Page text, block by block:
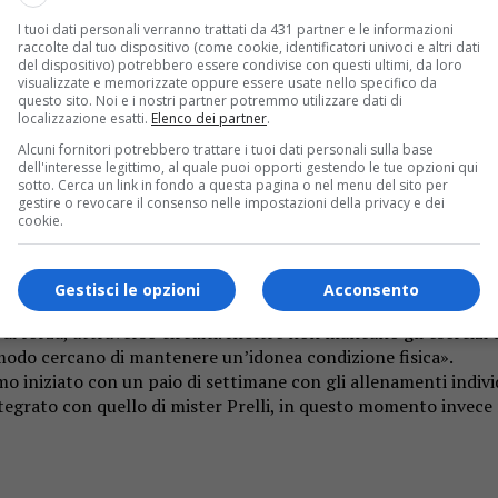
la gara contro l’Arconatese.
avrebbero dovuto giocare il recupero della partita
di positività al virus, ha chiesto e ottenuto un nuovo
di grande incertezza, duro lavoro per i preparatori atletici
di mantenere la condizione fisica. Pasquale
Covid e della conseguente interruzione del
forza, attraverso circuiti. Inoltre non mancano gli esercizi
cercano di mantenere un’idonea condizione fisica».
iniziato con un paio di settimane con gli allenamenti
con quello di mister Prelli, in questo momento
I tuoi dati personali verranno trattati da 431 partner e le informazioni
raccolte dal tuo dispositivo (come cookie, identificatori univoci e altri dati
del dispositivo) potrebbero essere condivise con questi ultimi, da loro
visualizzate e memorizzate oppure essere usate nello specifico da
questo sito. Noi e i nostri partner potremmo utilizzare dati di
localizzazione esatti. Elenco dei partner.
Alcuni fornitori potrebbero trattare i tuoi dati personali sulla base
dell'interesse legittimo, al quale puoi opporti gestendo le tue opzioni qui
sotto. Cerca un link in fondo a questa pagina o nel menu del sito per
gestire o revocare il consenso nelle impostazioni della privacy e dei
cookie.
Acconsento
Gestisci le opzioni